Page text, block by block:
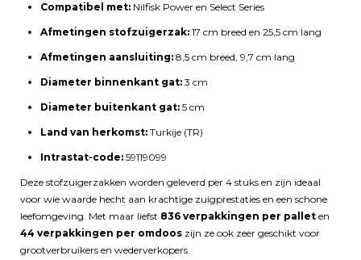
Compatibel met: Nilfisk Power en Select Series
Afmetingen stofzuigerzak: 17 cm breed en 25,5 cm lang
Afmetingen aansluiting: 8,5 cm breed, 9,7 cm lang
Diameter binnenkant gat: 3 cm
Diameter buitenkant gat: 5 cm
Land van herkomst: Turkije (TR)
Intrastat-code: 59119099
Deze stofzuigerzakken worden geleverd per 4 stuks en zijn ideaal
voor wie waarde hecht aan krachtige zuigprestaties en een schone
leefomgeving. Met maar liefst 836 verpakkingen per pallet en
44 verpakkingen per omdoos zijn ze ook zeer geschikt voor
grootverbruikers en wederverkopers.